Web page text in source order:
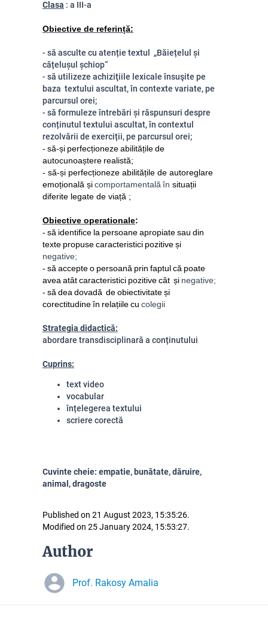
Clasa : a III-a
Obiective de referință:
- să asculte cu atenție textul „Băiețelul și
cățelușul șchiop“
- să utilizeze achiziţiile lexicale însuşite pe
baza textului ascultat, în contexte variate, pe
parcursul orei;
- să formuleze întrebări și răspunsuri despre
conținutul textului ascultat, în contextul
rezolvării de exerciții, pe parcursul orei;
- să-și perfecționeze abilitățile de
autocunoaștere realistă;
- să-și perfecționeze abilitățile de autoreglare
emoțională șicomportamentală în situații
diferite legate de viață ;
Obiective operationale:
- să identifice la persoane apropiate sau din
texte propuse caracteristici pozitive și
negative;
- să accepte o persoană prin faptul că poate
avea atât caracteristici pozitive cât și negative;
- să dea dovadă de obiectivitate și
corectitudine în relațiile cu colegii
Strategia didactică:
abordare transdisciplinară a conținutului
Cuprins:
text video
vocabular
înțelegerea textului
scriere corectă
Cuvinte cheie: empatie, bunătate, dăruire,
animal, dragoste
Published on 21 August 2023, 15:35:26.
Modified on 25 January 2024, 15:53:27.
Author
Prof. Rakosy Amalia